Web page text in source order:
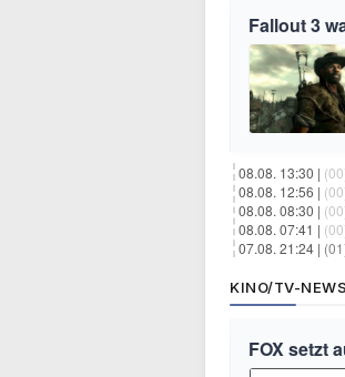
Fallout 3
08.08. 13:30 |
08.08. 12:56 |
08.08. 08:30 |
08.08. 07:41 |
07.08. 21:24 |
KINO/TV-NEWS
FOX setzt